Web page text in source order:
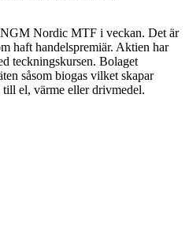
Nordic MTF i veckan. Det är
haft handelspremiär. Aktien har
teckningskursen. Bolaget
såsom biogas vilket skapar
till el, värme eller drivmedel.